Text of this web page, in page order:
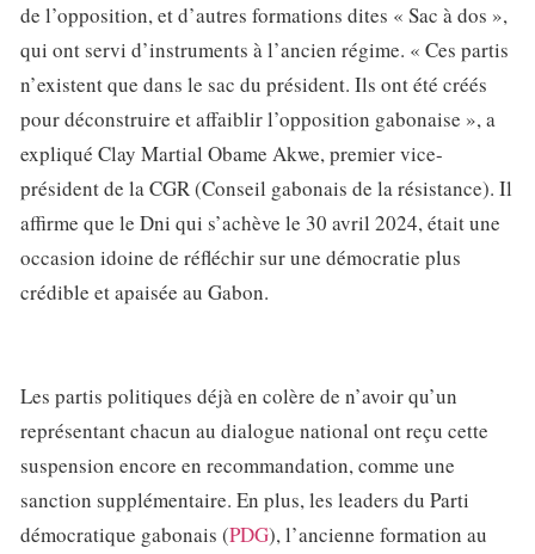
de l’opposition, et d’autres formations dites « Sac à dos »,
qui ont servi d’instruments à l’ancien régime. « Ces partis
n’existent que dans le sac du président. Ils ont été créés
pour déconstruire et affaiblir l’opposition gabonaise », a
expliqué Clay Martial Obame Akwe, premier vice-
président de la CGR (Conseil gabonais de la résistance). Il
affirme que le Dni qui s’achève le 30 avril 2024, était une
occasion idoine de réfléchir sur une démocratie plus
crédible et apaisée au Gabon.
Les partis politiques déjà en colère de n’avoir qu’un
représentant chacun au dialogue national ont reçu cette
suspension encore en recommandation, comme une
sanction supplémentaire. En plus, les leaders du Parti
démocratique gabonais (PDG), l’ancienne formation au